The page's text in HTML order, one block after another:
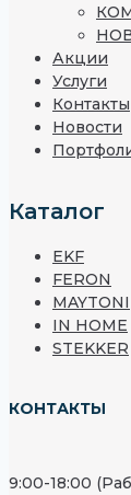
Акции
Услуги
Контакты
Новости
Каталог
EKF
FERON
MAYTONI
IN HOME
STEKKER
КОНТАКТЫ
9:00-18:00